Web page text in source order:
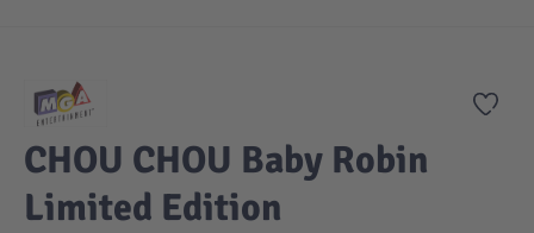
Zur
CHOU CHOU Baby Robin
Limited Edition